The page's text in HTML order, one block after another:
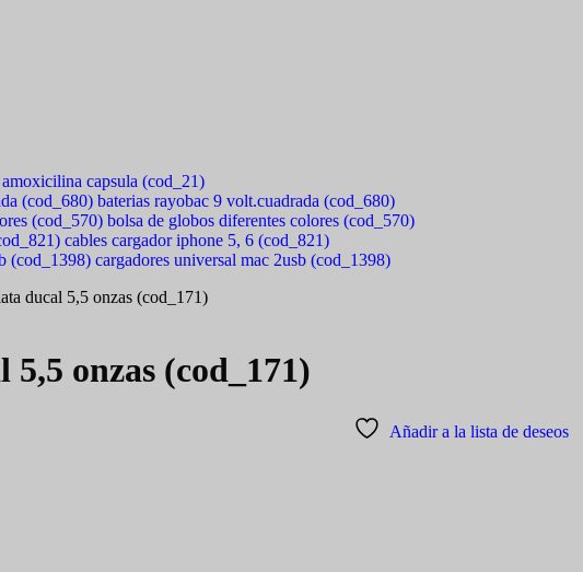
amoxicilina capsula (cod_21)
baterias rayobac 9 volt.cuadrada (cod_680)
bolsa de globos diferentes colores (cod_570)
cables cargador iphone 5, 6 (cod_821)
cargadores universal mac 2usb (cod_1398)
ducal 5,5 onzas (cod_171)
onzas (cod_171)
Añadir a la lista de deseos